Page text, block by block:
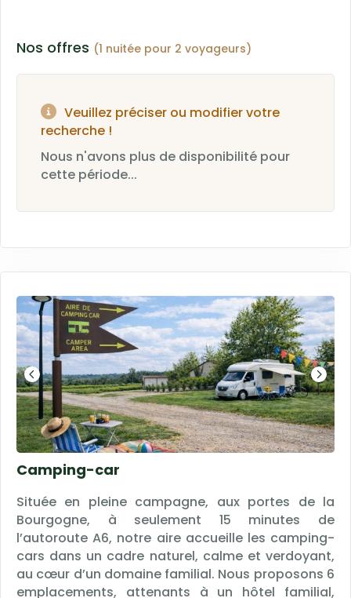
cm - 2 chambres avec 2 lits individuels de 80 cm
plat - Accès wifi gratuit - Accès aire de jeux,
cuisine : réfrigérateur, four micro-ondes, plaques
de cuisson induction, vaisselle nécessaire pour 6
personnes, divers ustensiles de cuisine, grille-
pain, cafetière à filtre, (ménage du coin cuisine
400€ peut vous être demandé quelques jours
*Photos non contractuelles, correspond à la
Nos offres (1 nuitée pour 2 voyageurs)
Veuillez préciser ou modifier votre
recherche !
Nous n'avons plus de disponibilité pour
cette période...
Camping-car
Située en pleine campagne, aux portes de la
Bourgogne, à seulement 15 minutes de
l’autoroute A6, notre aire accueille les camping-
cars dans un cadre naturel, calme et verdoyant,
au cœur d’un domaine familial. Nous proposons 6
emplacements, attenants à un hôtel familial,